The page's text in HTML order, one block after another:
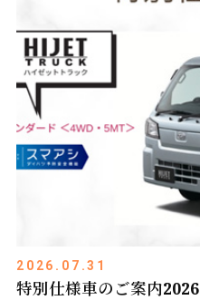
2026.07.31
特別仕様車のご案内2026